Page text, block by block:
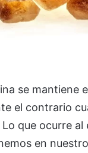
se mantiene
el contrario
que ocurre al
en